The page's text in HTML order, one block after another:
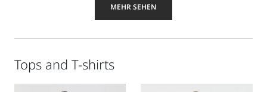
MEHR SEHEN
Tops and T-shirts